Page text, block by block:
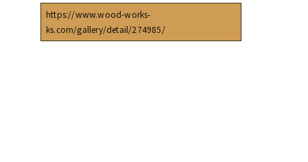
https://www.wood-works-
ks.com/gallery/detail/274985/